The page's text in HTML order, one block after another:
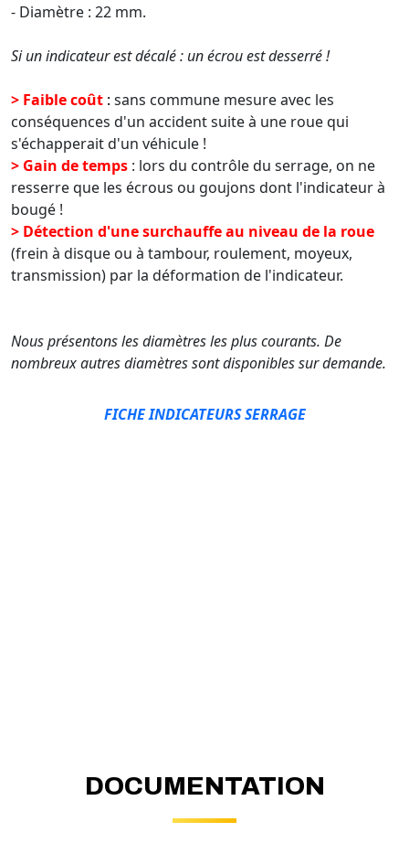
- Diamètre : 22 mm.
Si un indicateur est décalé : un écrou est desserré !
> Faible coût : sans commune mesure avec les
conséquences d'un accident suite à une roue qui
s'échapperait d'un véhicule !
> Gain de temps : lors du contrôle du serrage, on ne
resserre que les écrous ou goujons dont l'indicateur à
bougé !
> Détection d'une surchauffe au niveau de la roue
(frein à disque ou à tambour, roulement, moyeux,
transmission) par la déformation de l'indicateur.
Nous présentons les diamètres les plus courants. De
nombreux autres diamètres sont disponibles sur demande.
FICHE INDICATEURS SERRAGE
DOCUMENTATION